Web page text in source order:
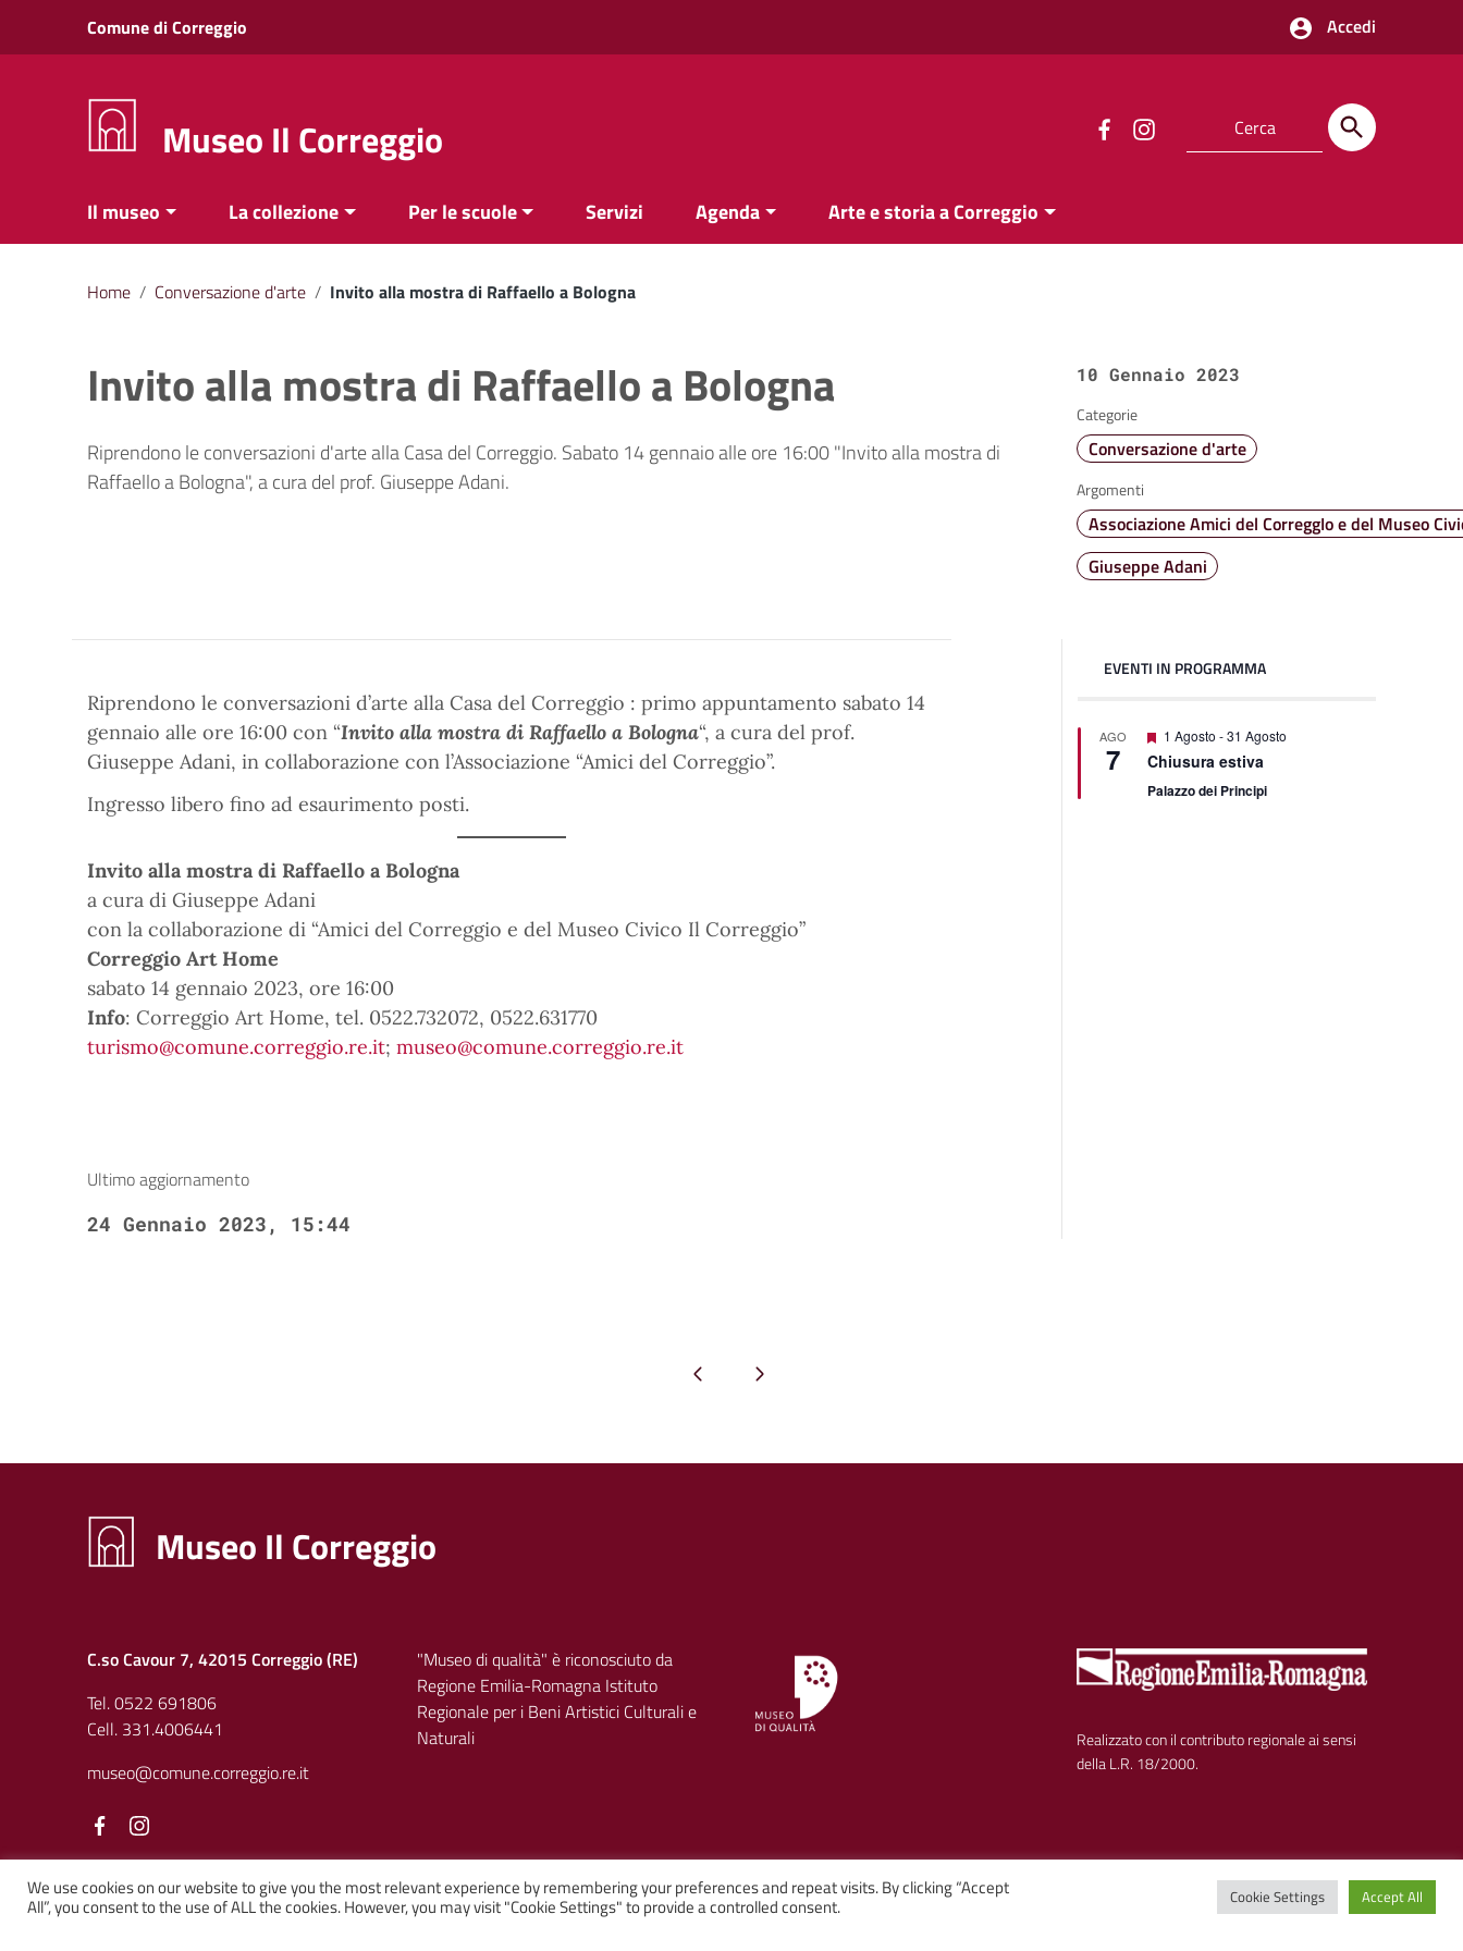
Vai ai contenuti
Vai al menu di navigazione
Comune di Correggio Accedi
Museo Il Correggio
Il museo La collezione Per le scuole Servizi Agenda Arte e storia a Correggio
Home / Conversazione d'arte / Invito alla mostra di Raffaello a Bologna
Invito alla mostra di Raffaello a Bologna
Riprendono le conversazioni d'arte alla Casa del Correggio. Sabato 14 gennaio alle ore 16:00 "Invito alla mostra di
Raffaello a Bologna", a cura del prof. Giuseppe Adani.
Data:
10 Gennaio 2023
Categorie
Conversazione d'arte
Argomenti
Associazione Amici del CorreggIo e del Museo
Giuseppe Adani
Riprendono le conversazioni d’arte alla Casa del Correggio : primo appuntamento sabato 14
gennaio alle ore 16:00 con “Invito alla mostra di Raffaello a Bologna“, a cura del prof.
Giuseppe Adani, in collaborazione con l’Associazione “Amici del Correggio”.
Ingresso libero fino ad esaurimento posti.
Invito alla mostra di Raffaello a Bologna
a cura di Giuseppe Adani
con la collaborazione di “Amici del Correggio e del Museo Civico Il Correggio”
Correggio Art Home
sabato 14 gennaio 2023, ore 16:00
Info: Correggio Art Home, tel. 0522.732072, 0522.631770
turismo@comune.correggio.re.it; museo@comune.correggio.re.it
Ultimo aggiornamento
24 Gennaio 2023, 15:44
EVENTI IN PROGRAMMA
AGO
7
Featured
1 Agosto -31 Agosto
Chiusura estiva
Palazzo dei Principi
Pagina precedentePagina successiva
Museo Il Correggio
C.so Cavour 7, 42015 Correggio (RE)
Tel. 0522 691806
Cell. 331.4006441
museo@comune.correggio.re.it
Facebook
"Museo di qualità" è riconosciuto da
Regione Emilia-Romagna Istituto
Regionale per i Beni Artistici Culturali e
Naturali
Realizzato con il contributo regionale ai sensi
della L.R. 18/2000.
We use cookies on our website to give you the most relevant experience by remembering your preferences and repeat visits. By clicking “Accept
All”, you consent to the use of ALL the cookies. However, you may visit "Cookie Settings" to provide a controlled consent. Cookie Settings Accept All